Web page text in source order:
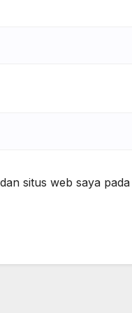
situs web saya